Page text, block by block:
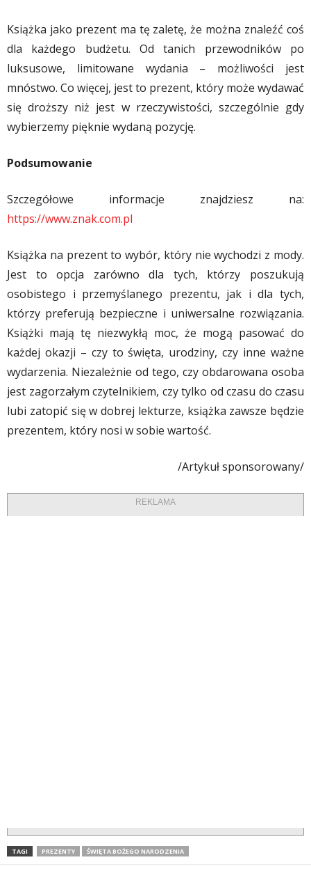
Książka jako prezent ma tę zaletę, że można znaleźć coś
dla każdego budżetu. Od tanich przewodników po
luksusowe, limitowane wydania – możliwości jest
mnóstwo. Co więcej, jest to prezent, który może wydawać
się droższy niż jest w rzeczywistości, szczególnie gdy
wybierzemy pięknie wydaną pozycję.
Podsumowanie
Szczegółowe informacje znajdziesz na:
https://www.znak.com.pl
Książka na prezent to wybór, który nie wychodzi z mody.
Jest to opcja zarówno dla tych, którzy poszukują
osobistego i przemyślanego prezentu, jak i dla tych,
którzy preferują bezpieczne i uniwersalne rozwiązania.
Książki mają tę niezwykłą moc, że mogą pasować do
każdej okazji – czy to święta, urodziny, czy inne ważne
wydarzenia. Niezależnie od tego, czy obdarowana osoba
jest zagorzałym czytelnikiem, czy tylko od czasu do czasu
lubi zatopić się w dobrej lekturze, książka zawsze będzie
prezentem, który nosi w sobie wartość.
/Artykuł sponsorowany/
REKLAMA
TAGI PREZENTY ŚWIĘTA BOŻEGO NARODZENIA